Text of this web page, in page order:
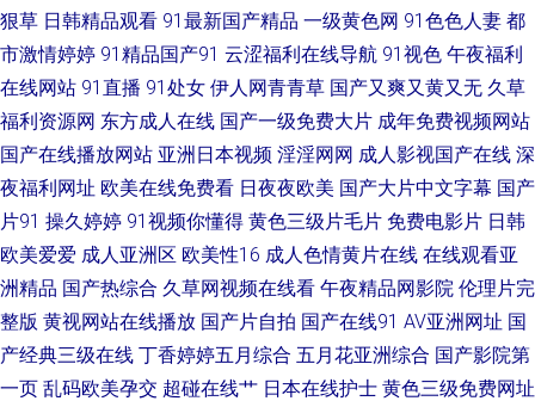
视频 91次元网站 黑人黄色网 日本黄色片 综合亚洲97 超碰51 老湿影院免费
69 91av直播 成人a视频网 久久宗和a 四虎午夜影院 91熊猫传媒 伦理视频91
91线上 九一黄站福利导航 性爱短视频 国产九一 日韩国产传媒 91人人操人人
狼友激情综合国产 午夜狼窝AV 97资源网站首页 黄色精品网 日韩精品福利网
址 91探花一区在线 麻豆www 91牛逼 国产视频一区在线 三级片av在线 91视
频综合1 国产精品久久AV 日本超碰97 香蕉在线播放超碰 伪娘自慰网站 九九
狠草 日韩精品观看 91最新国产精品 一级黄色网 91色色人妻 都
市激情婷婷 91精品国产91 云涩福利在线导航 91视色 午夜福利
在线网站 91直播 91处女 伊人网青青草 国产又爽又黄又无 久草
福利资源网 东方成人在线 国产一级免费大片 成年免费视频网站
国产在线播放网站 亚洲日本视频 淫淫网网 成人影视国产在线 深
夜福利网址 欧美在线免费看 日夜夜欧美 国产大片中文字幕 国产
片91 操久婷婷 91视频你懂得 黄色三级片毛片 免费电影片 日韩
欧美爱爱 成人亚洲区 欧美性16 成人色情黄片在线 在线观看亚
洲精品 国产热综合 久草网视频在线看 午夜精品网影院 伦理片完
整版 黄视网站在线播放 国产片自拍 国产在线91 AV亚洲网址 国
产经典三级在线 丁香婷婷五月综合 五月花亚洲综合 国产影院第
一页 乱码欧美孕交 超碰在线艹 日本在线护士 黄色三级免费网址